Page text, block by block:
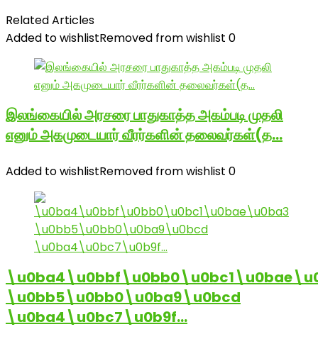
Related Articles
Added to wishlistRemoved from wishlist 0
இலங்கையில் அரசரை பாதுகாத்த அகம்படி முதலி
எனும் அகமுடையார் வீரர்களின் தலைவர்கள்(த…
Added to wishlistRemoved from wishlist 0
\u0bb5\u0bb0\u0ba9\u0bcd
\u0ba4\u0bc7\u0b9f…